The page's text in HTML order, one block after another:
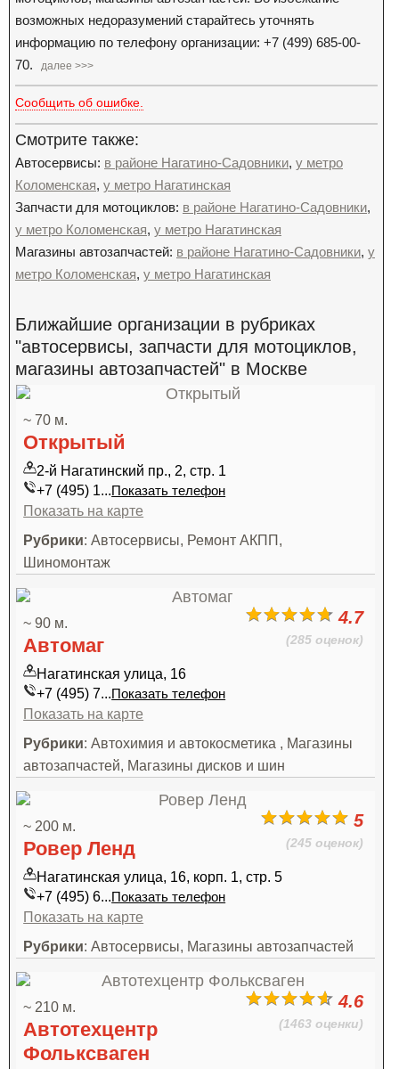
возможных недоразумений старайтесь уточнять
информацию по телефону организации: +7 (499) 685-00-
70.
далее >>>
Сообщить об ошибке.
Смотрите также:
Автосервисы: в районе Нагатино-Садовники, у метро
Коломенская, у метро Нагатинская
Запчасти для мотоциклов: в районе Нагатино-Садовники,
у метро Коломенская, у метро Нагатинская
Магазины автозапчастей: в районе Нагатино-Садовники, у
метро Коломенская, у метро Нагатинская
Ближайшие организации в рубриках
"автосервисы, запчасти для мотоциклов,
магазины автозапчастей" в Москве
~ 70 м.
Открытый
2-й Нагатинский пр., 2, стр. 1
+7 (495) 1...Показать телефон
Показать на карте
Рубрики: Автосервисы, Ремонт АКПП,
Шиномонтаж
4.7
(285 оценок)
~ 90 м.
Автомаг
Нагатинская улица, 16
+7 (495) 7...Показать телефон
Показать на карте
Рубрики: Автохимия и автокосметика , Магазины
автозапчастей, Магазины дисков и шин
5
(245 оценок)
~ 200 м.
Ровер Ленд
Нагатинская улица, 16, корп. 1, стр. 5
+7 (495) 6...Показать телефон
Показать на карте
Рубрики: Автосервисы, Магазины автозапчастей
4.6
(1463 оценки)
~ 210 м.
Автотехцентр
Фольксваген